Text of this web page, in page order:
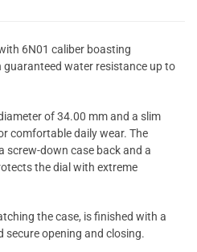
6N01 caliber boasting
water resistance up to
of 34.00 mm and a slim
comfortable daily wear. The
screw-down case back and a
the dial with extreme
the case, is finished with a
secure opening and closing.